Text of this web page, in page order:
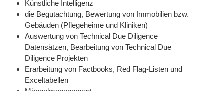
Künstliche Intelligenz
die Begutachtung, Bewertung von Immobilien bzw.
Gebäuden (Pflegeheime und Kliniken)
Auswertung von Technical Due Diligence
Datensätzen, Bearbeitung von Technical Due
Diligence Projekten
Erarbeitung von Factbooks, Red Flag-Listen und
Exceltabellen